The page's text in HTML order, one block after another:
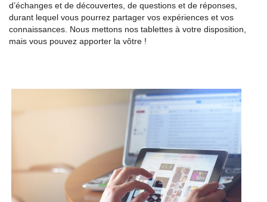
d’échanges et de découvertes, de questions et de réponses,
durant lequel vous pourrez partager vos expériences et vos
connaissances. Nous mettons nos tablettes à votre disposition,
mais vous pouvez apporter la vôtre !